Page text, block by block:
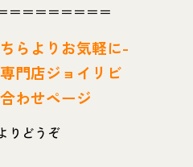
＝＝＝＝＝＝＝＝
らよりお気軽に-
門店ジョイリビ
わせページ
りどうぞ